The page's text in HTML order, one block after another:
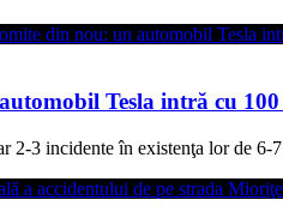
Tesla intră cu
2-3 incidente în existenţa lor de 6-